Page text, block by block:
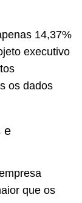
14,37%
executivo
os dados
e
que os